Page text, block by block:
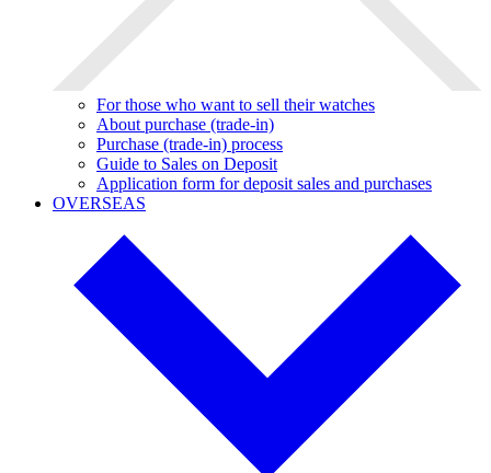
For those who want to sell their watches
About purchase (trade-in)
Purchase (trade-in) process
Guide to Sales on Deposit
Application form for deposit sales and purchases
OVERSEAS